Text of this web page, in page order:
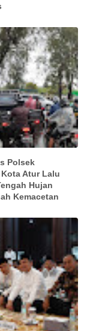
Polsek
Atur Lalu
Hujan
Kemacetan